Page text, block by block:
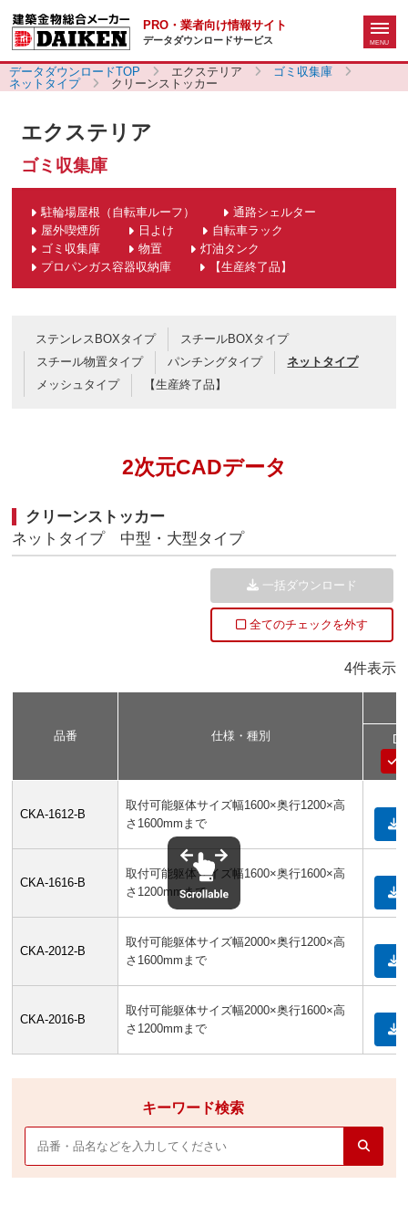
PRO・業者向け情報サイト
データダウンロードサービス
データダウンロードTOP エクステリア
ゴミ収集庫
ネットタイプ
クリーンストッカー
エクステリア
ゴミ収集庫
駐輪場屋根（自転車ルーフ）
通路シェルター
屋外喫煙所
日よけ
自転車ラック
ゴミ収集庫
物置
灯油タンク
プロパンガス容器収納庫
【生産終了品】
ステンレスBOXタイプ
スチールBOXタイプ
スチール物置タイプ
パンチングタイプ
ネットタイプ
メッシュタイプ
【生産終了品】
2次元CADデータ
クリーンストッカー
ネットタイプ 中型・大型タイプ
4件表示
一括ダウンロード
全てのチェックを外す
品番 仕様・種別
CKA-1612-B
取付可能躯体サイズ幅1600×奥行1200×高
さ1600mmまで
CKA-1616-B
取付可能躯体サイズ幅1600×奥行1600×高
さ1200mmまで
CKA-2012-B
取付可能躯体サイズ幅2000×奥行1200×高
さ1600mmまで
CKA-2016-B
取付可能躯体サイズ幅2000×奥行1600×高
さ1200mmまで
キーワード検索